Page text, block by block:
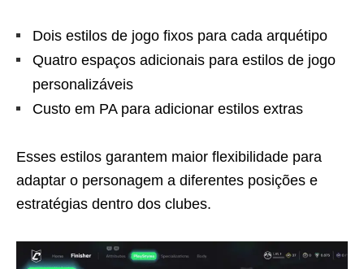
Dois estilos de jogo fixos para cada arquétipo
Quatro espaços adicionais para estilos de jogo
personalizáveis
Custo em PA para adicionar estilos extras
Esses estilos garantem maior flexibilidade para
adaptar o personagem a diferentes posições e
estratégias dentro dos clubes.